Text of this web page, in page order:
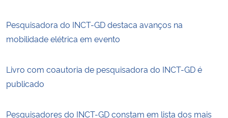
Pesquisadora do INCT-GD destaca avanços na
mobilidade elétrica em evento
Livro com coautoria de pesquisadora do INCT-GD é
publicado
Pesquisadores do INCT-GD constam em lista dos mais